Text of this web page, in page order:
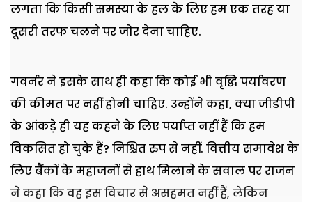
लगता कि किसी समस्या के हल के लिए हम एक तरह या
दूसरी तरफ चलने पर जोर देना चाहिए.
गवर्नर ने इसके साथ ही कहा कि कोई भी वृद्धि पर्यावरण
की कीमत पर नहीं होनी चाहिए. उन्होंने कहा, क्या जीडीपी
के आंकड़े ही यह कहने के लिए पर्याप्त नहीं हैं कि हम
विकसित हो चुके हैं? निश्चित रुप से नहीं. वित्तीय समावेश के
लिए बैंकों के महाजनों से हाथ मिलाने के सवाल पर राजन
ने कहा कि वह इस विचार से असहमत नहीं हैं, लेकिन